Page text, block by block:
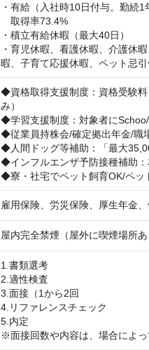
・有給（入社時10日付与。勤続1
取得率73.4%
・積立有給休暇（最大40日）
・育児休暇、看護休暇、介護休
暇、子育て応援休暇、ペット忌
◆資格取得支援制度：資格受験
み）
◆学習支援制度：対象者に
◆従業員持株会/確定拠出年金/職
◆人間ドッグ等補助：「最大
◆インフルエンザ予防接種補助
◆寮・社宅でペット飼育OK/ペッ
雇用保険、労災保険、厚生年金
屋内完全禁煙（屋外に喫煙場所あ
1.書類選考
2.適性検査
3.面接（1から2回
4.リファレンスチェック
5.内定
※面接回数や内容は、場合によっ